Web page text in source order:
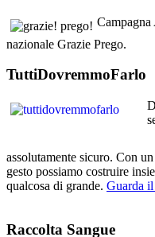
Campagna
nazionale Grazie Prego.
TuttiDovremmoFarlo
assolutamente sicuro. Con
gesto possiamo costruire
qualcosa di grande. Guarda
Raccolta Sangue